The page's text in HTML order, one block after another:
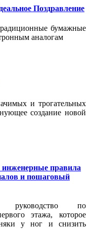
Поздравление
бумажные
аналогам
и трогательных
создание новой
инженерные правила
и пошаговый
руководство по
этажа, которое
у ног и снизить